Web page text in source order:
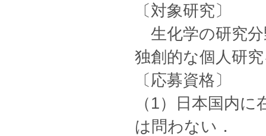
〔対象研究〕
生化学の研究分
独創的な個人研
〔応募資格〕
（1）日本国内
は問わない．